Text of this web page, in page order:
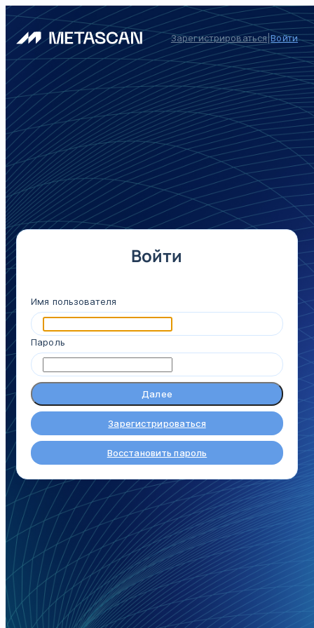
Зарегистрироваться|Войти
Войти
Имя пользователя
Пароль
Далее
Зарегистрироваться
Восстановить пароль